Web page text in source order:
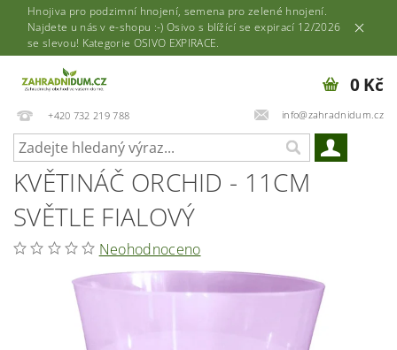
Hnojiva pro podzimní hnojení, semena pro zelené hnojení.
Najdete u nás v e-shopu :-) Osivo s blížící se expirací 12/2026
se slevou! Kategorie OSIVO EXPIRACE.
+420 732 219 788 info@zahradnidum.cz
0 Kč
KVĚTINÁČ ORCHID - 11CM
SVĚTLE FIALOVÝ
Neohodnoceno